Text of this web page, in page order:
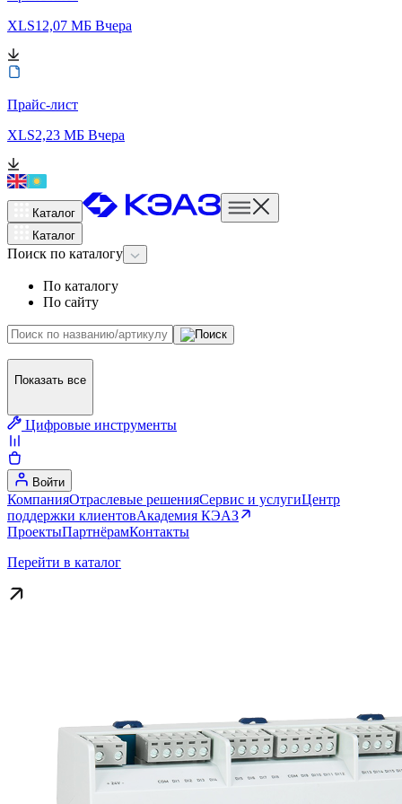
XLS12,07 МБ Вчера
Прайс-лист
XLS2,23 МБ Вчера
Каталог
Каталог
Поиск по каталогу
По каталогу
По сайту
Показать все
Цифровые инструменты
Войти
КомпанияОтраслевые решенияСервис и услугиЦентр
поддержки клиентовАкадемия КЭАЗ
ПроектыПартнёрамКонтакты
Перейти в каталог